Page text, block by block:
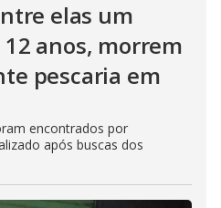
elas um
anos, morrem
pescaria em
encontrados por
após buscas dos